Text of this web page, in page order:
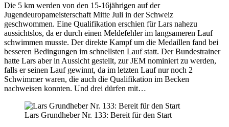
Die 5 km werden von den 15-16jährigen auf der
Jugendeuropameisterschaft Mitte Juli in der Schweiz
geschwommen. Eine Qualifikation erschien für Lars nahezu
aussichtslos, da er durch einen Meldefehler im langsameren Lauf
schwimmen musste. Der direkte Kampf um die Medaillen fand bei
besseren Bedingungen im schnellsten Lauf statt. Der Bundestrainer
hatte Lars aber in Aussicht gestellt, zur JEM nominiert zu werden,
falls er seinen Lauf gewinnt, da im letzten Lauf nur noch 2
Schwimmer waren, die auch die Qualifikation im Becken
nachweisen konnten. Und drei dürfen mit…
Lars Grundheber Nr. 133: Bereit für den Start